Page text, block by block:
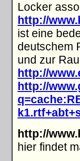
Locker
http://
ist eine
deutschem
und zur
http://
http://
http://
hier findet